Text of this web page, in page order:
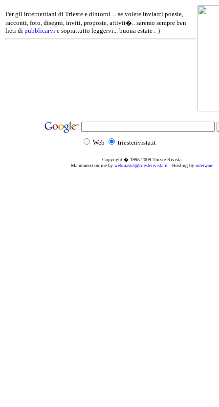
Per gli internettiani di Trieste e dintorni ... se volete inviarci poesie,
racconti, foto, disegni, inviti, proposte, attivit�.. saremo sempre ben
lieti di pubblicarvi e soprattutto leggervi... buona estate :-)
Web triesterivista.it
Copyright � 1995-2009 Trieste Rivista
Maintained online by webmaster@triesterivista.it- Hosting by interware